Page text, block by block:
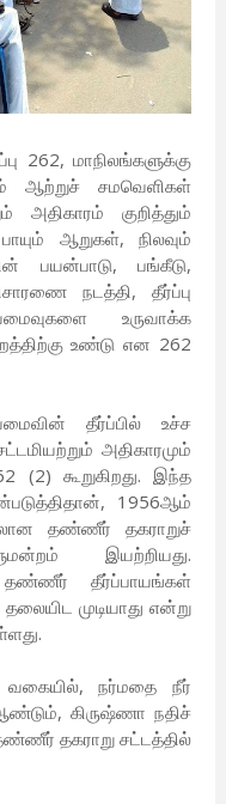
262, மாநிலங்களுக்கு
ஆற்றுச் சமவெளிகள்
அதிகாரம் குறித்தும்
பாயும் ஆறுகள், நிலவும்
பயன்பாடு, பங்கீடு,
நடத்தி, தீர்ப்பு
உருவாக்க
உண்டு என 262
தீர்ப்பில் உச்ச
அதிகாரமும்
(2) கூறுகிறது. இந்த
1956ஆம்
தண்ணீர் தகராறுச்
இயற்றியது.
தண்ணீர் தீர்ப்பாயங்கள்
முடியாது என்று
வகையில், நர்மதை நீர்
கிருஷ்ணா நதிச்
தகராறு சட்டத்தில்